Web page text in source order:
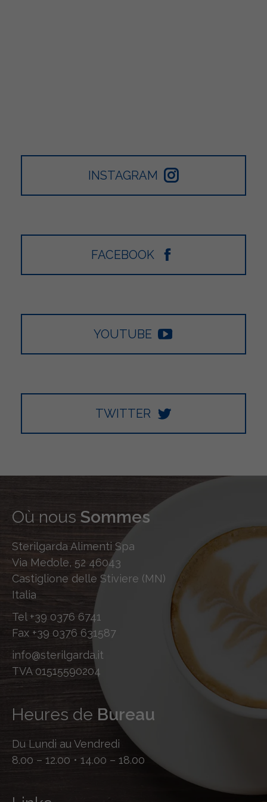
INSTAGRAM
FACEBOOK
YOUTUBE
TWITTER
Où nous Sommes
Sterilgarda Alimenti Spa
Via Medole, 52 46043
Castiglione delle Stiviere (MN)
Italia
Tel +39 0376 6741
Fax +39 0376 631587
info@sterilgarda.it
TVA 01515590204
Heures de Bureau
Du Lundi au Vendredi
8.00 – 12.00 • 14.00 – 18.00